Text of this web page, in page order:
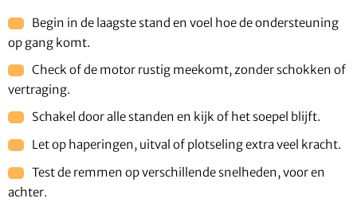
Begin in de laagste stand en voel hoe de ondersteuning
op gang komt.
Check of de motor rustig meekomt, zonder schokken of
vertraging.
Schakel door alle standen en kijk of het soepel blijft.
Let op haperingen, uitval of plotseling extra veel kracht.
Test de remmen op verschillende snelheden, voor en
achter.